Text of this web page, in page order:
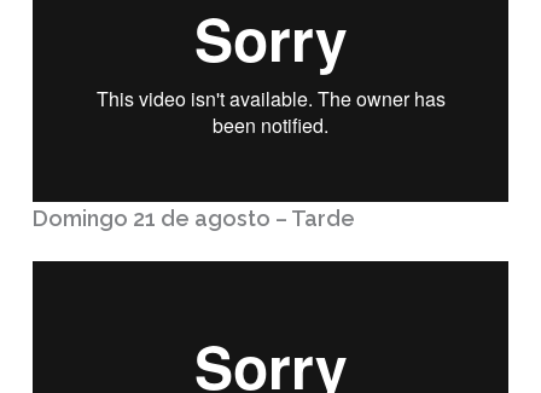
Domingo 21 de agosto – Tarde